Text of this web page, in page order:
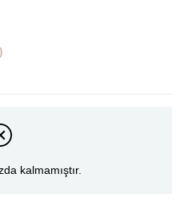
kalmamıştır.